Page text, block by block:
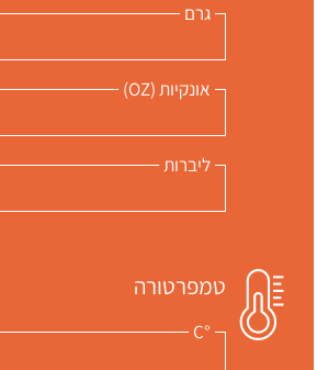
כמנויים ותלחצו על הפעמון תקבלו התראה לטלפון הנייד ברגע
גרם
אונקיות (OZ)
ליברות
טמפרטורה
°C